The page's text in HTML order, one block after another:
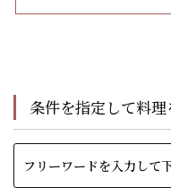
条件を指定して料理